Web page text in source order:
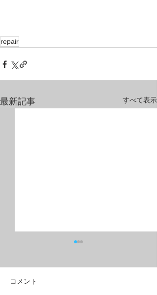
repair
最新記事 すべて表示
コメント